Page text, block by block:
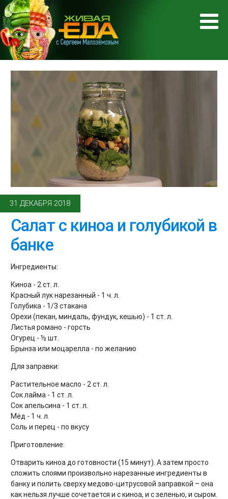
31 ДЕКАБРЯ 2018
Салат с киноа и голубикой в
банке
Ингредиенты:
Киноа - 2 ст. л.
Красный лук нарезанный - 1 ч. л.
Голубика - 1/3 стакана
Орехи (пекан, миндаль, фундук, кешью) - 1 ст. л.
Листья романо - горсть
Огурец - ½ шт.
Брынза или моцарелла - по желанию
Для заправки:
Растительное масло - 2 ст. л.
Сок лайма - 1 ст. л.
Сок апельсина - 1 ст. л.
Мёд - 1 ч. л.
Соль и перец - по вкусу
Приготовление:
Отварить киноа до готовности (15 минут). А затем просто
сложить слоями произвольно нарезанные ингредиенты в
банку и полить сверху медово-цитрусовой заправкой – она
как нельзя лучше сочетается и с киноа, и с зеленью, и сыром.